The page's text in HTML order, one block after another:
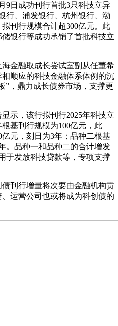
9日成功刊行首批3只科技立异
行、浦发银行、杭州银行、渤
刊行规模合计超300亿元。此
银行等成功承销了首批科技立
金融取成长尝试室副从任董希
顺应的科技金融体系体例的沉
”，鼎力成长债券市场，支撑更
，该行拟刊行2025年科技立
基刊行规模为100亿元，此
元，刻日为3年；品种二根基
。品种一和品种二的合计增发
于发放科技贷款等，专项支撑
刊行增量将次要由金融机构贡
运营公司也或将成为科创债的